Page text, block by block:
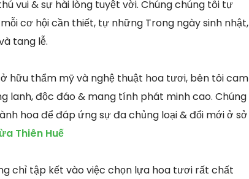
vui & sự hài lòng tuyệt vời. Chúng chúng tôi tự
cơ hội cần thiết, tự những Trong ngày sinh nhật,
tang lễ.
hữu thẩm mỹ và nghệ thuật hoa tươi, bên tôi cam
lanh, độc đáo & mang tính phát minh cao. Chúng
hoa để đáp ứng sự đa chủng loại & đổi mới ở sở
Thiên Huế
chỉ tập kết vào việc chọn lựa hoa tươi rất chất